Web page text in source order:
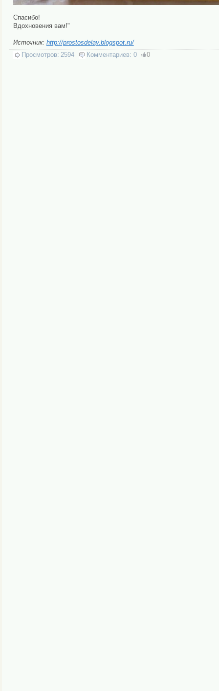
Спасибо!
Вдохновения вам!"
Источник: http://prostosdelay.blogspot.ru/
Просмотров: 2594 Комментариев: 0 0